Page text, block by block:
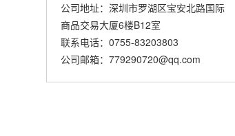
公司地址：深圳市罗湖区宝安北路国际
商品交易大厦6楼B12室
联系电话：0755-83203803
公司邮箱：779290720@qq.com